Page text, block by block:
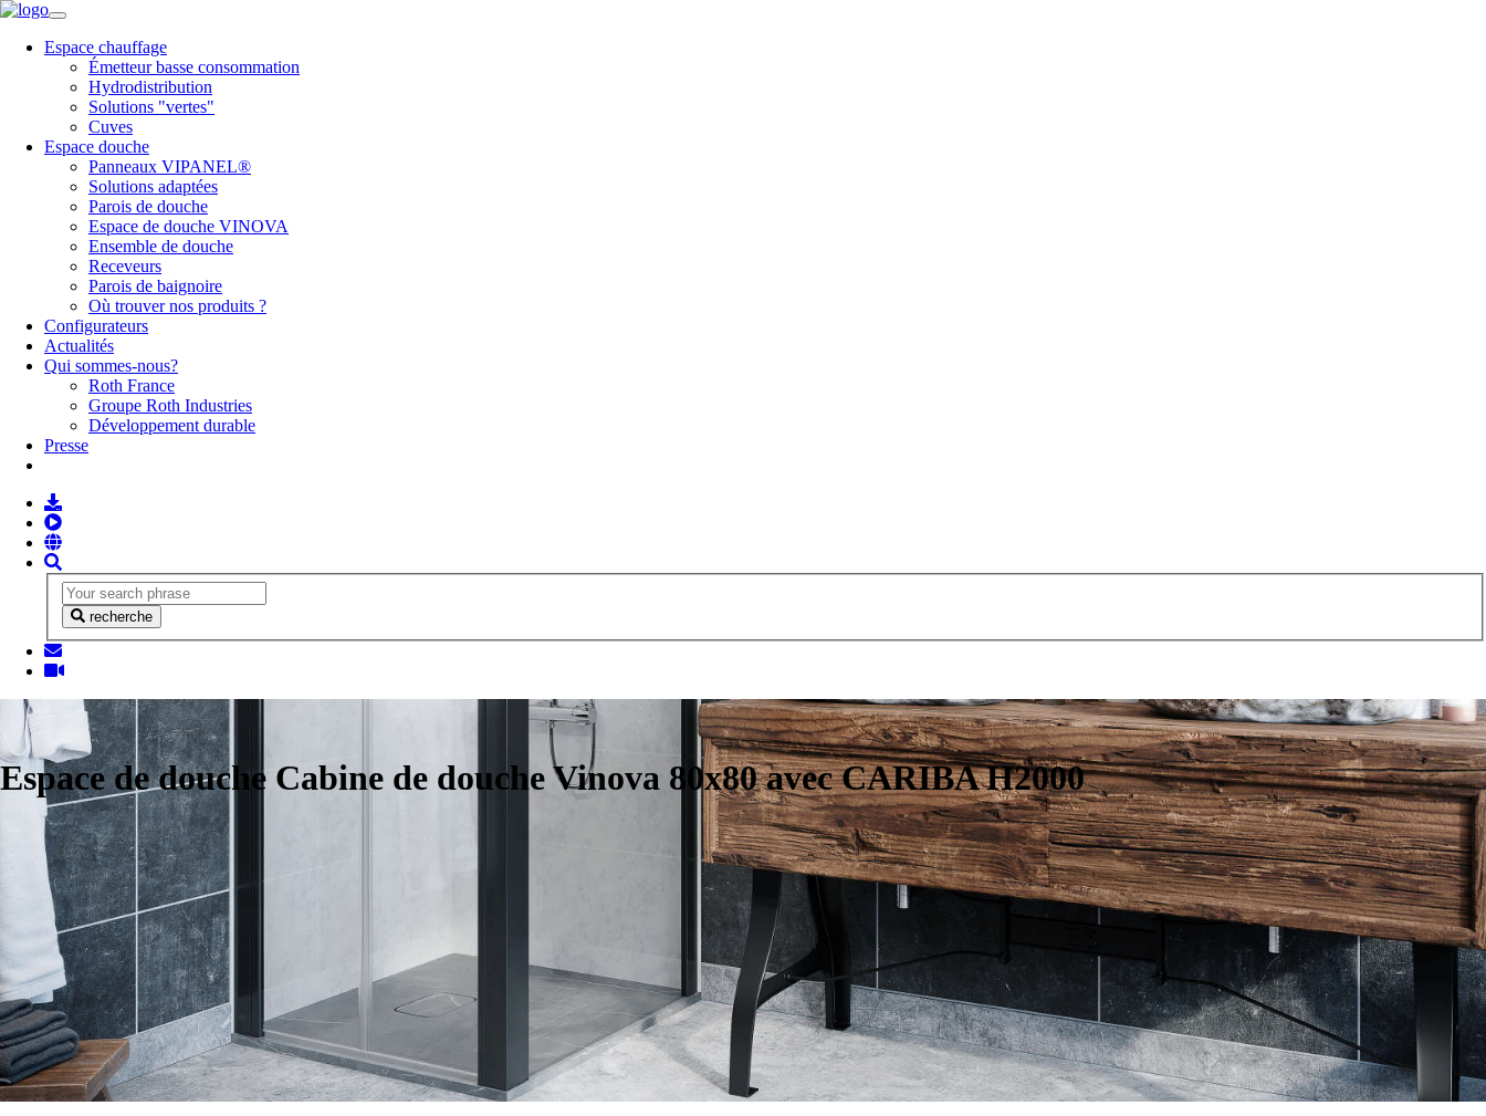
Espace chauffage
Émetteur basse consommation
Hydrodistribution
Solutions "vertes"
Cuves
Espace douche
Panneaux VIPANEL®
Solutions adaptées
Parois de douche
Espace de douche VINOVA
Ensemble de douche
Receveurs
Parois de baignoire
Où trouver nos produits ?
Configurateurs
Actualités
Qui sommes-nous?
Roth France
Groupe Roth Industries
Développement durable
Presse
recherche
Espace de douche Cabine de douche Vinova 80x80 avec CARIBA H2000